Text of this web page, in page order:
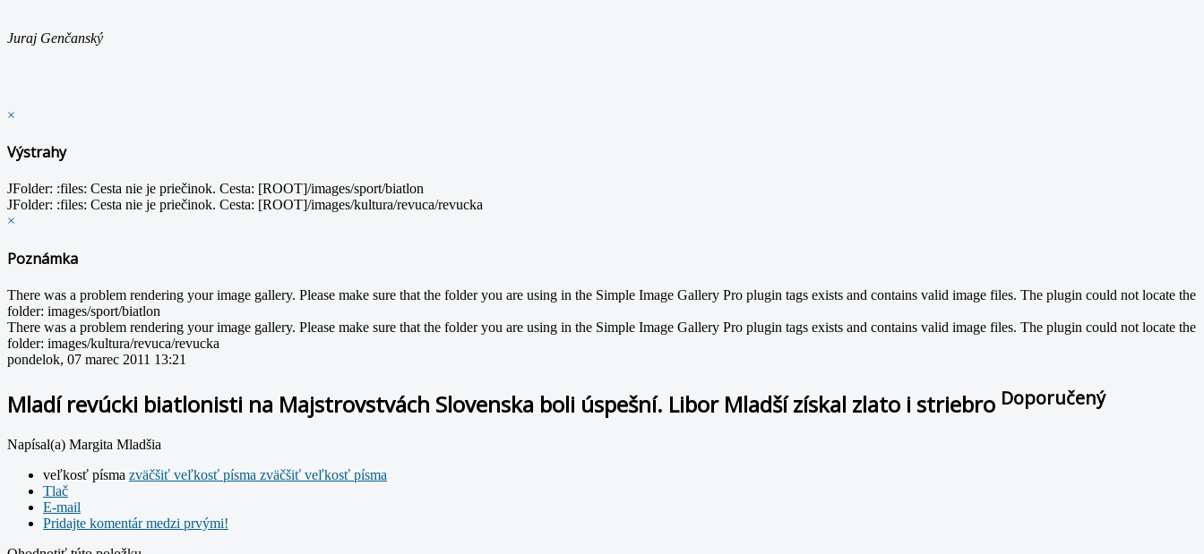
Juraj Genčanský
×
Výstrahy
JFolder: :files: Cesta nie je priečinok. Cesta: [ROOT]/images/sport/biatlon
JFolder: :files: Cesta nie je priečinok. Cesta: [ROOT]/images/kultura/revuca/revucka
×
Poznámka
There was a problem rendering your image gallery. Please make sure that the folder you are using in the Simple Image Gallery Pro plugin tags exists and contains valid image files. The plugin could not locate the
folder: images/sport/biatlon
There was a problem rendering your image gallery. Please make sure that the folder you are using in the Simple Image Gallery Pro plugin tags exists and contains valid image files. The plugin could not locate the
folder: images/kultura/revuca/revucka
pondelok, 07 marec 2011 13:21
Mladí revúcki biatlonisti na Majstrovstvách Slovenska boli úspešní. Libor Mladší získal zlato i striebro Doporučený
Napísal(a) Margita Mladšia
veľkosť písma zväčšiť veľkosť písma zväčšiť veľkosť písma
Tlač
E-mail
Pridajte komentár medzi prvými!